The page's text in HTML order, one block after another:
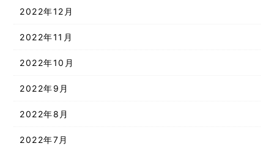
2022年12月
2022年11月
2022年10月
2022年9月
2022年8月
2022年7月